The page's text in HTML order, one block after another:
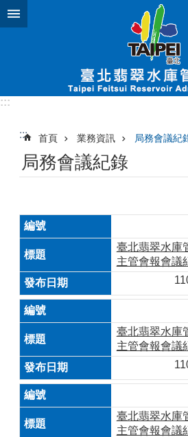
跳到主要內容區塊
:::
::: 首頁 業務資訊 局務會議紀
局務會議紀錄
臺北翡翠水庫
主管會報會議
臺北翡翠水庫
主管會報會議
臺北翡翠水庫
主管會報會議